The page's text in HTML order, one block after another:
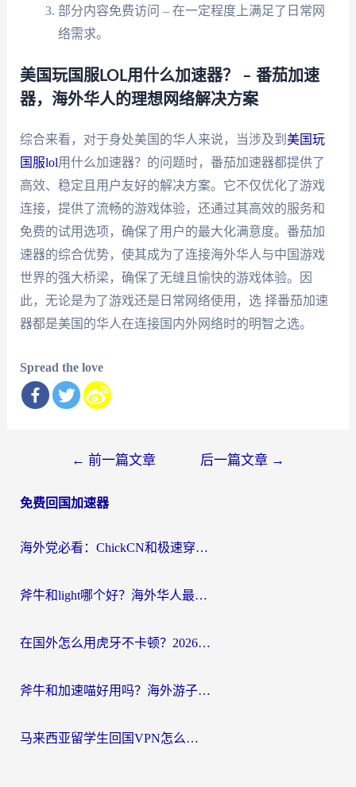
部分内容免费访问 – 在一定程度上满足了日常网
络需求。
美国玩国服LOL用什么加速器？ – 番茄加速
器，海外华人的理想网络解决方案
综合来看，对于身处美国的华人来说，当涉及到 美国玩
国服lol用什么加速器？的问题时，番茄加速器都提供了
高效、稳定且用户友好的解决方案。它不仅优化了游戏
连接，提供了流畅的游戏体验，还通过其高效的服务和
免费的试用选项，确保了用户的最大化满意度。番茄加
速器的综合优势，使其成为了连接海外华人与中国游戏
世界的强大桥梁，确保了无缝且愉快的游戏体验。因
此，无论是为了游戏还是日常网络使用，选 择番茄加速
器都是美国的华人在连接国内外网络时的明智之选。
Spread the love
导
← 前一篇文章 后一篇文章 →
免费回国加速器
海外党必看：ChickCN和极速穿梭VPN好用吗？3招教你选对回国加速器无缝刷国内资源
斧牛和light哪个好？海外华人最关心的回国加速器选择难题，一篇讲透
在国外怎么用虎牙不卡顿？2026海外华人亲测有效的回国加速器选择指南
斧牛和加速喵好用吗？海外游子的真实选择困境
马来西亚留学生回国VPN怎么选？3个避坑点+1款实测好用的加速器推荐